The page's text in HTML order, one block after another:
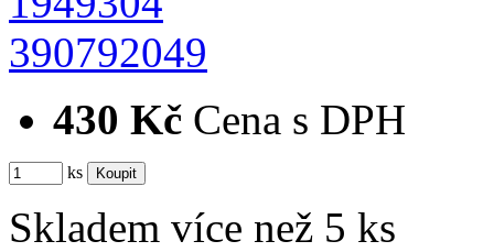
390792049
430 Kč Cena s DPH
ks
Skladem více než 5 ks